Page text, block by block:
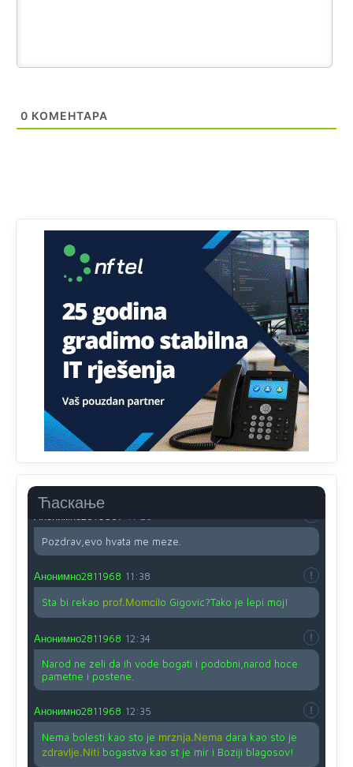
0 КОМЕНТАРА
Ћаскање
pusti ih ciganija...pocetkom ovog vjeka,neko rece za
Radovana i Ratka kaki su oni srbi...i poce dalje da
besjedi znam ja dobro sta je bilo u Ag-ci...
Proguglajte
Анонимно2810587 11:21
O kako su cudni lvi ljudi,uzeli bi sve da mogu...a ja srce
svima fajem,radujem se tudjoj sreci.I ko ima i ko nema
na iso ce mjesto leci!
Анонимно2810587
11:24
Pozdrav,evo hvata me meze.
Анонимно2811968 11:38
Sta bi rekao prof.Momcilo Gigovic?Tako je lepi moj!
Анонимно2811968 12:34
Narod ne zeli da ih vode bogati i podobni,narod hoce
pametne i postene.
Анонимно2811968 12:35
Nema bolesti kao sto je mrznja.Nemadara kao sto je
zdravlje.Niti bogastva kao st je mir i Boziji blagosov!